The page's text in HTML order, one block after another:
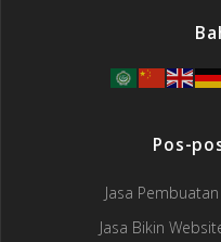
Pos-
Jasa
Jasa Bikin